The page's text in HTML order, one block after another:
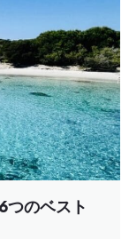
つのベスト